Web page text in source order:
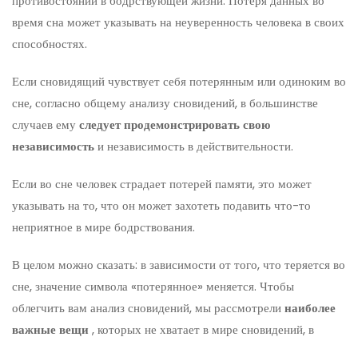
время сна может указывать на неуверенность человека в своих
способностях.
Если сновидящий чувствует себя потерянным или одиноким во
сне, согласно общему анализу сновидений, в большинстве
случаев емуследует продемонстрировать свою
независимостьи независимость в действительности.
Если во сне человек страдает потерей памяти, это может
указывать на то, что он может захотеть подавить что-то
неприятное в мире бодрствования.
В целом можно сказать: в зависимости от того, что теряется во
сне, значение символа «потерянное» меняется. Чтобы
облегчить вам анализ сновидений, мы рассмотрелинаиболее
важные вещи , которых не хватает в мире сновидений, в